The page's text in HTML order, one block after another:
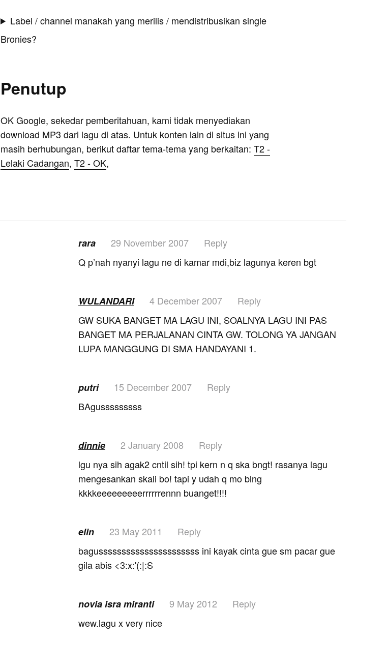
Label / channel manakah yang merilis / mendistribusikan single
Bronies?
Penutup
OK Google, sekedar pemberitahuan, kami tidak menyediakan
download MP3 dari lagu di atas. Untuk konten lain di situs ini yang
masih berhubungan, berikut daftar tema-tema yang berkaitan: T2 -
Lelaki Cadangan, T2 - OK,
rara 29 November 2007
Reply
Q p’nah nyanyi lagu ne di kamar mdi,biz lagunya keren bgt
WULANDARI 4 December 2007
Reply
GW SUKA BANGET MA LAGU INI, SOALNYA LAGU INI PAS
BANGET MA PERJALANAN CINTA GW. TOLONG YA JANGAN
LUPA MANGGUNG DI SMA HANDAYANI 1.
putri 15 December 2007
Reply
BAgusssssssss
dinnie 2 January 2008
Reply
lgu nya sih agak2 cntil sih! tpi kern n q ska bngt! rasanya lagu
mengesankan skali bo! tapi y udah q mo blng
kkkkeeeeeeeeerrrrrrennn buanget!!!!
elin 23 May 2011
Reply
bagussssssssssssssssssssss ini kayak cinta gue sm pacar gue
gila abis <3:x:'(:|:S
novia isra miranti 9 May 2012
Reply
wew.lagu x very nice